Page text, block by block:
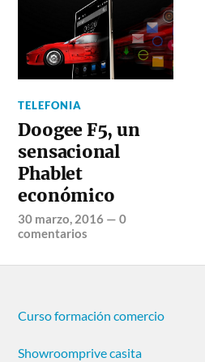
TELEFONIA
Doogee F5, un
sensacional
Phablet
económico
30 marzo, 2016 —0
comentarios
Curso formación comercio
Showroomprive casita